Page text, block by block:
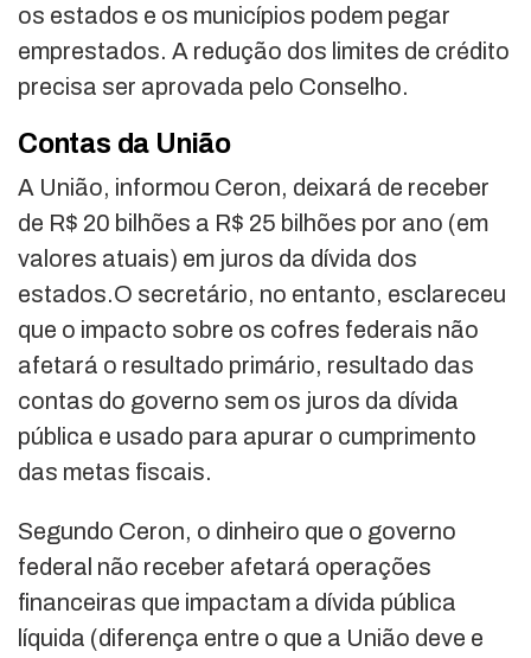
os estados e os municípios podem pegar
emprestados. A redução dos limites de crédito
precisa ser aprovada pelo Conselho.
Contas da União
A União, informou Ceron, deixará de receber
de R$ 20 bilhões a R$ 25 bilhões por ano (em
valores atuais) em juros da dívida dos
estados.O secretário, no entanto, esclareceu
que o impacto sobre os cofres federais não
afetará o resultado primário, resultado das
contas do governo sem os juros da dívida
pública e usado para apurar o cumprimento
das metas fiscais.
Segundo Ceron, o dinheiro que o governo
federal não receber afetará operações
financeiras que impactam a dívida pública
líquida (diferença entre o que a União deve e